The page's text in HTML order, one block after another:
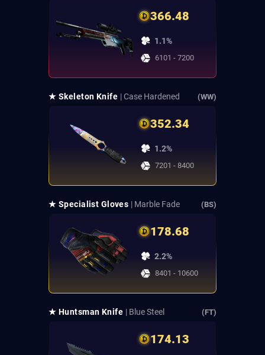
366.48
1.1%
6101 - 7200
★ Skeleton Knife | Case Hardened (WW)
352.34
1.2%
7201 - 8400
★ Specialist Gloves | Marble Fade (BS)
178.68
2.2%
8401 - 10600
★ Huntsman Knife | Blue Steel (FT)
174.13